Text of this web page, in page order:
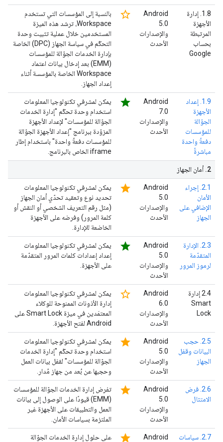
‫1.8. إدارة
الأجهزة
المرتبطة
بحساب
Google
‫Android
5.0
والإصدارات
الأحدث
star_border
بالنسبة إلى المؤسسات التي تستخدم
Workspace، ترشد هذه الميزة
المستخدمين خلال عملية تثبيت وحدة
التحكّم في سياسة الجهاز (DPC) الخاصة
بإدارة الخدمات الجوّالة للمؤسسات
(EMM) بعد إدخال بيانات اعتماد
Workspace الخاصة بالمؤسسة أثناء
إعداد الجهاز.
1.9. إعداد
الأجهزة
الجوّالة
للمؤسسات
دفعةً واحدة
مباشرةً
‫Android
7.0
والإصدارات
الأحدث
star
يمكن لمشرفي تكنولوجيا المعلومات
استخدام وحدة تحكّم "إدارة الخدمات
الجوّالة للمؤسسات" لإعداد الأجهزة
المزوّدة ببرنامج "إعداد الأجهزة الجوّالة
للمؤسسات دفعةً واحدة" باستخدام إطار
iframe الخاص بالبرنامج.
2
. أمان الجهاز
2.1. إجراء
الأمان
الإضافي على
الجهاز
‫Android
5.0
والإصدارات
الأحدث
star
يمكن لمشرفي تكنولوجيا المعلومات
تحديد نوع وتعقيد تحدّي أمان الجهاز
(مثل رقم التعريف الشخصي أو النقش أو
كلمة المرور) وفرضه على الأجهزة
الخاضعة للإدارة.
2.3. الإدارة
المتقدّمة
لرموز المرور
‫Android
5.0
والإصدارات
الأحدث
star
يمكن لمشرفي تكنولوجيا المعلومات
إعداد إعدادات كلمات المرور المتقدّمة
على الأجهزة.
‫2.4 إدارة
Smart
Lock
‫Android
6.0
والإصدارات
الأحدث
star_border
يمكن لمشرفي تكنولوجيا المعلومات
إدارة الأذونات الممنوحة للوكلاء
المعتمَدين في ميزة Smart Lock على
Android لفتح الأجهزة.
2.5. حجب
البيانات وقفل
الجهاز
‫Android
5.0
والإصدارات
الأحدث
star
يمكن لمشرفي تكنولوجيا المعلومات
استخدام وحدة تحكّم "إدارة الخدمات
الجوّالة للمؤسسات" لقفل بيانات العمل
وحجبها عن بُعد من جهاز مُدار.
2.6. فرض
الامتثال
‫Android
5.0
والإصدارات
الأحدث
star
تفرض إدارة الخدمات الجوّالة للمؤسسات
(EMM) قيودًا على الوصول إلى بيانات
العمل والتطبيقات على الأجهزة غير
الملتزمة بسياسات الأمان.
2.7. سياسات ‫Android
star على حلول إدارة الخدمات الجوّالة